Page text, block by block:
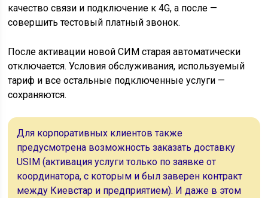
качество связи и подключение к 4G, а после —
совершить тестовый платный звонок.
После активации новой СИМ старая автоматически
отключается. Условия обслуживания, используемый
тариф и все остальные подключенные услуги —
сохраняются.
Для корпоративных клиентов также
предусмотрена возможность заказать доставку
USIM (активация услуги только по заявке от
координатора, с которым и был заверен контракт
между Киевстар и предприятием). И даже в этом